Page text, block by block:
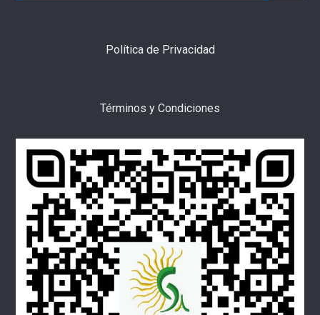
Política de Privacidad
Términos y Condiciones